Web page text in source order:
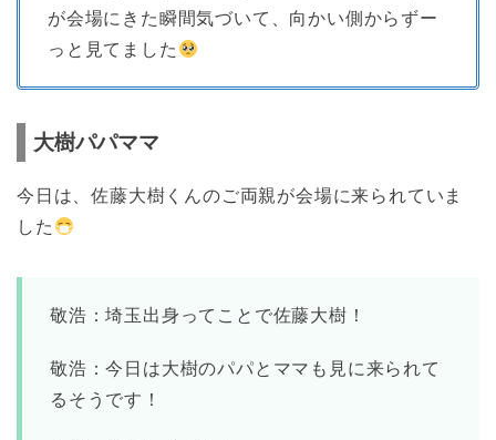
が会場にきた瞬間気づいて、向かい側からずー
っと見てました
大樹パパママ
今日は、佐藤大樹くんのご両親が会場に来られていま
した
敬浩：埼玉出身ってことで佐藤大樹！
敬浩：今日は大樹のパパとママも見に来られて
るそうです！